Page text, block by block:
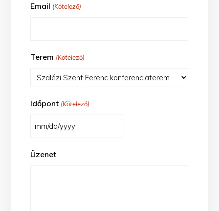
Email (Kötelező)
Terem (Kötelező)
Időpont (Kötelező)
slash
Üzenet